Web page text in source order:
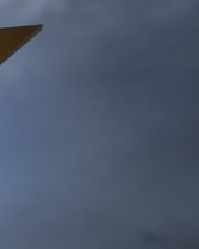
rijdt nu rond met een